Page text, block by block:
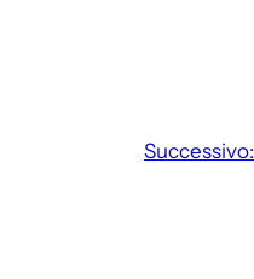
Successivo: